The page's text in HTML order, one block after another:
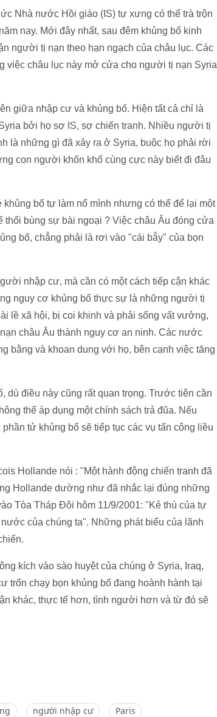
Nhà nước Hồi giáo (IS) tự xưng có thể trà trộn
nay. Mới đây nhất, sau đêm khủng bố kinh
người tị nạn theo hạn ngạch của châu lục. Các
việc châu lục này mở cửa cho người tị nạn Syria
giữa nhập cư và khủng bố. Hiện tất cả chỉ là
bởi họ sợ IS, sợ chiến tranh. Nhiều người tị
là những gì đã xảy ra ở Syria, buộc họ phải rời
con người khốn khổ cùng cực này biết đi đâu
bố tự làm nổ mình nhưng có thể để lại một
thổi bùng sự bài ngoại ? Việc châu Âu đóng cửa
bố, chẳng phải là rơi vào "cái bẫy" của bọn
nhập cư, mà cần có một cách tiếp cận khác
nguy cơ khủng bố thực sự là những người tị
lề xã hội, bị coi khinh và phải sống vất vưởng,
châu Âu thành nguy cơ an ninh. Các nước
bằng và khoan dung với họ, bên cạnh việc tăng
dù điều này cũng rất quan trọng. Trước tiên cần
thể áp dụng một chính sách trả đũa. Nếu
tử khủng bố sẽ tiếp tục các vụ tấn công liều
Hollande nói : "Một hành động chiến tranh đã
Hollande dường như đã nhắc lại đúng những
Tòa Tháp Đôi hôm 11/9/2001: "Kẻ thù của tự
của chúng ta". Những phát biểu của lãnh
kích vào sào huyệt của chúng ở Syria, Iraq,
trốn chạy bọn khủng bố đang hoành hành tại
khác, thực tế hơn, tình người hơn và từ đó sẽ
người nhập cư Paris